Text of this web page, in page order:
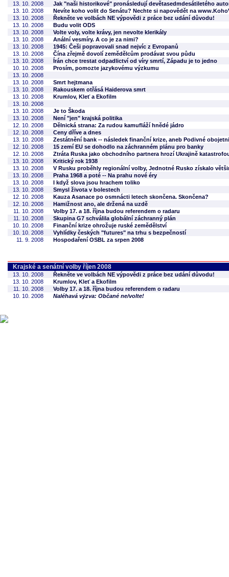
13. 10. 2008
Jak "naši historikové" pronásledují devětasedmdesátiletého
13. 10. 2008
Nevíte koho volit do Senátu? Nechte si napovědět na
13. 10. 2008
Řekněte ve volbách NE výpovědi z práce bez udání důvodu!
13. 10. 2008
Budu volit ODS
13. 10. 2008
Volte voly, volte krávy, jen nevolte klerikály
13. 10. 2008
Anální vesmíry. A co je za nimi?
13. 10. 2008
1945: Češi popravovali snad nejvíc z Evropanů
13. 10. 2008
Čína zřejmě dovolí zemědělcům prodávat svou půdu
13. 10. 2008
Írán chce trestat odpadlictví od víry smrtí, Západu je to jedno
10. 10. 2008
Prosím, pomozte jazykovému výzkumu
13. 10. 2008
13. 10. 2008
Smrt hejtmana
13. 10. 2008
Rakouskem otřásá Haiderova smrt
13. 10. 2008
Krumlov, Kleť a Ekofilm
13. 10. 2008
13. 10. 2008
Je to Škoda
13. 10. 2008
Není "jen" krajská politika
12. 10. 2008
Dělnická strana: Za rudou kamufláží hnědé jádro
12. 10. 2008
Ceny dříve a dnes
13. 10. 2008
Zestátnění bank -- následek finanční krize, aneb Podivné
12. 10. 2008
15 zemí EU se dohodlo na záchranném plánu pro banky
12. 10. 2008
Ztráta Ruska jako obchodního partnera hrozí Ukrajině
13. 10. 2008
Kritický rok 1938
13. 10. 2008
V Rusku proběhly regionální volby, Jednotné Rusko získalo
13. 10. 2008
Praha 1968 a poté -- Na prahu nové éry
13. 10. 2008
I když slova jsou hrachem toliko
13. 10. 2008
Smysl života v bolestech
12. 10. 2008
Kauza Asanace po osmnácti letech skončena. Skončena?
12. 10. 2008
Hamižnost ano, ale držená na uzdě
11. 10. 2008
Volby 17. a 18. října budou referendem o radaru
11. 10. 2008
Skupina G7 schválila globální záchranný plán
10. 10. 2008
Finanční krize ohrožuje ruské zemědělství
10. 10. 2008
Vyhlídky českých "futures" na trhu s bezpečností
11. 9. 2008
Hospodaření OSBL za srpen 2008
Krajské a senátní volby říjen 2008
13. 10. 2008
Řekněte ve volbách NE výpovědi z práce bez udání důvodu!
13. 10. 2008
Krumlov, Kleť a Ekofilm
11. 10. 2008
Volby 17. a 18. října budou referendem o radaru
10. 10. 2008
Naléhavá výzva: Občané ne/volte!